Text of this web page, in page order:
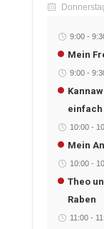
9:00-
Mein
9:00-
10:00-
Mein
10:00-
Theo
Raben
11:00-